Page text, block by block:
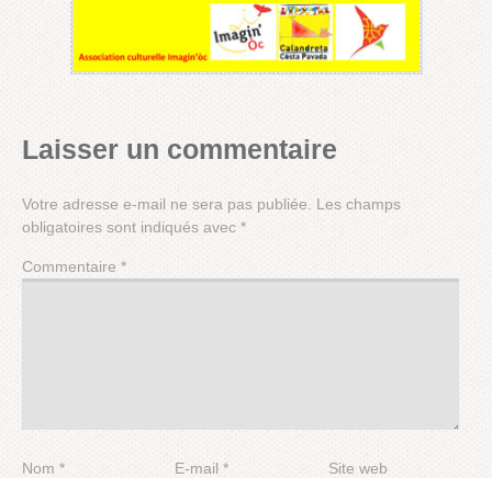
Laisser un commentaire
Votre adresse e-mail ne sera pas publiée. Les champs
obligatoires sont indiqués avec *
Commentaire *
Nom * E-mail* Site web